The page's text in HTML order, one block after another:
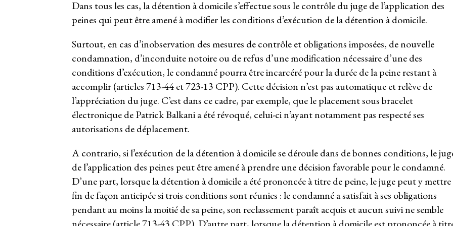
Dans tous les cas, la détention à domicile s’effectue sous le contrôle du juge de l’application des
peines qui peut être amené à modifier les conditions d’exécution de la détention à domicile.
Surtout, en cas d’inobservation des mesures de contrôle et obligations imposées, de nouvelle
condamnation, d’inconduite notoire ou de refus d’une modification nécessaire d’une des
conditions d’exécution, le condamné pourra être incarcéré pour la durée de la peine restant à
accomplir (articles 713-44 et 723-13 CPP). Cette décision n’est pas automatique et relève de
l’appréciation du juge. C’est dans ce cadre, par exemple, que le placement sous bracelet
électronique de Patrick Balkani a été révoqué, celui-ci n’ayant notamment pas respecté ses
autorisations de déplacement.
A contrario, si l’exécution de la détention à domicile se déroule dans de bonnes conditions, le
de l’application des peines peut être amené à prendre une décision favorable pour le condamné.
D’une part, lorsque la détention à domicile a été prononcée à titre de peine, le juge peut y mettre
fin de façon anticipée si trois conditions sont réunies : le condamné a satisfait à ses obligations
pendant au moins la moitié de sa peine, son reclassement paraît acquis et aucun suivi ne semble
nécessaire (article 713-43 CPP). D’autre part, lorsque la détention à domicile est prononcée à